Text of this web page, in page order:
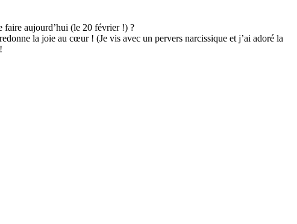
faire aujourd’hui (le 20 février !) ?
la joie au cœur ! (Je vis avec un pervers narcissique et j’ai adoré la